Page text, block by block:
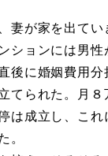
妻が家を出てい
ションには男性
後に婚姻費用分
てられた。月８
は成立し、これ
。